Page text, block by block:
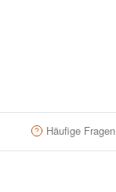
Häufige Fragen